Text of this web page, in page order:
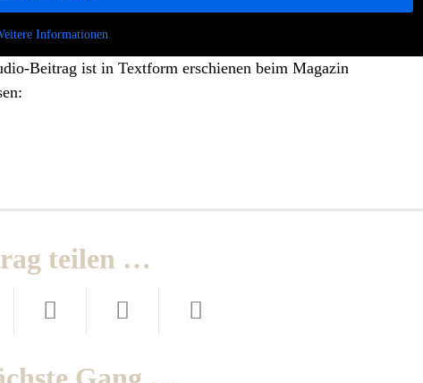
Informationen
Beitrag ist in Textform erschienen beim Magazin
teilen …